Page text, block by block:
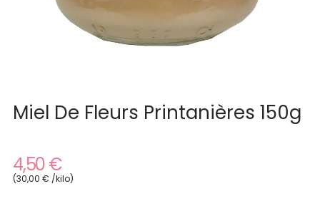
Miel De Fleurs Printanières 150g
4,50 €
(30,00 € /kilo)